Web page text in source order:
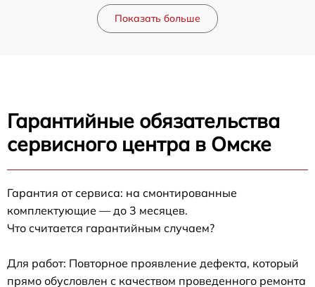
Показать больше
Гарантийные обязательства
сервисного центра в Омске
Гарантия от сервиса: на смонтированные
комплектующие — до 3 месяцев.
Что считается гарантийным случаем?
Для работ: Повторное проявление дефекта, который
прямо обусловлен с качеством проведенного ремонта